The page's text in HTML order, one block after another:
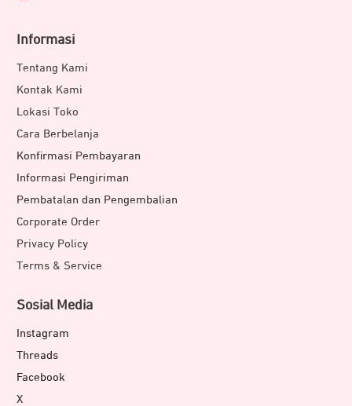
Informasi
Tentang Kami
Kontak Kami
Lokasi Toko
Cara Berbelanja
Konfirmasi Pembayaran
Informasi Pengiriman
Pembatalan dan Pengembalian
Corporate Order
Privacy Policy
Terms & Service
Sosial Media
Instagram
Threads
Facebook
X